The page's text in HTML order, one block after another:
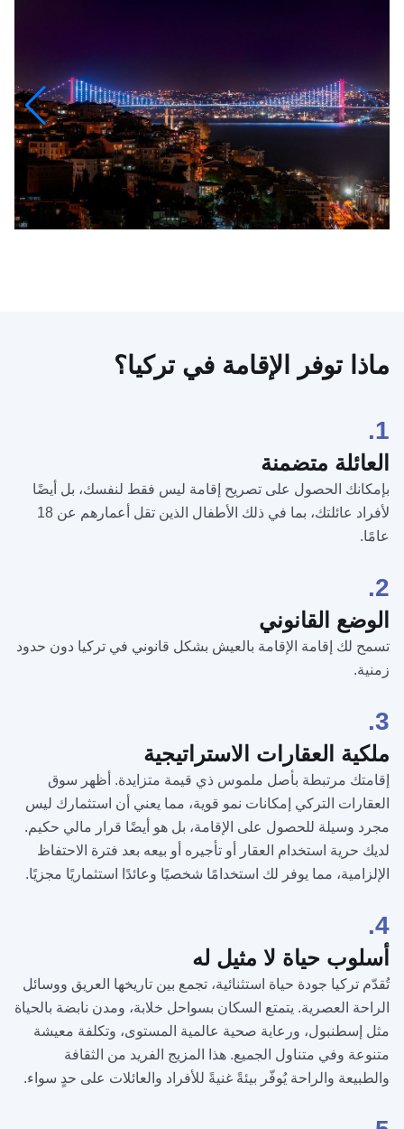
1.
العائلة متضمنة
بإمكانك الحصول على تصريح إقامة ليس فقط لنفسك، بل أيضًا
2.
الوضع القانوني
تسمح لك إقامة الإقامة بالعيش بشكل قانوني في تركيا دون حدود
3.
ملكية العقارات الاستراتيجية
إقامتك مرتبطة بأصل ملموس ذي قيمة متزايدة. أظهر سوق
العقارات التركي إمكانات نمو قوية، مما يعني أن استثمارك ليس
مجرد وسيلة للحصول على الإقامة، بل هو أيضًا قرار مالي حكيم.
لديك حرية استخدام العقار أو تأجيره أو بيعه بعد فترة الاحتفاظ
4.
أسلوب حياة لا مثيل له
تُقدّم تركيا جودة حياة استثنائية، تجمع بين تاريخها العريق ووسائل
الراحة العصرية. يتمتع السكان بسواحل خلابة، ومدن نابضة بالحياة
مثل إسطنبول، ورعاية صحية عالمية المستوى، وتكلفة معيشة
متنوعة وفي متناول الجميع. هذا المزيج الفريد من الثقافة